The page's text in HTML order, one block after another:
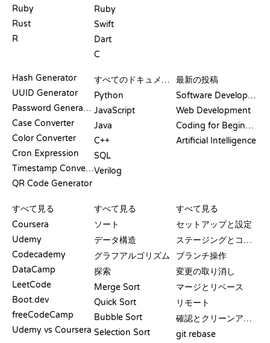
Ruby
Rust
R
Ruby
Swift
Dart
C
Hash Generator
UUID Generator
Password Generator
Case Converter
Color Converter
Cron Expression
Timestamp Converter
QR Code Generator
すべてのドキュメント
Python
JavaScript
Java
C++
SQL
Verilog
最新の投稿
Software Development
Web Development
Coding for Beginners
Artificial Intelligence
すべて見る
Coursera
Udemy
Codecademy
DataCamp
LeetCode
Boot.dev
freeCodeCamp
Udemy vs Coursera
すべて見る
ソート
データ構造
グラフアルゴリズム
探索
Merge Sort
Quick Sort
Bubble Sort
Selection Sort
すべて見る
セットアップと設定
ステージングとコミット
ブランチ操作
変更の取り消し
マージとリベース
リモート
確認とクリーンアップ
git rebase